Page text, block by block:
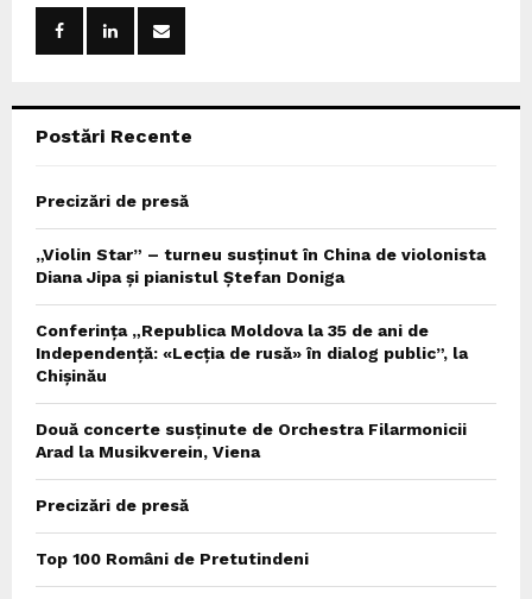
o
Postări Recente
Precizări de presă
„Violin Star” – turneu susținut în China de violonista
Diana Jipa și pianistul Ștefan Doniga
Conferința „Republica Moldova la 35 de ani de
Independență: «Lecția de rusă» în dialog public”, la
Chișinău
Două concerte susținute de Orchestra Filarmonicii
Arad la Musikverein, Viena
Precizări de presă
Top 100 Români de Pretutindeni